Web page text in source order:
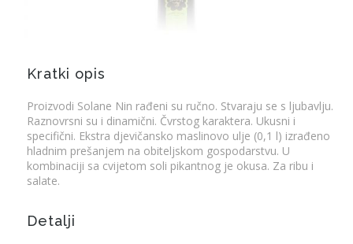
Kratki opis
Proizvodi Solane Nin rađeni su ručno. Stvaraju se s ljubavlju.
Raznovrsni su i dinamični. Čvrstog karaktera. Ukusni i
specifični. Ekstra djevičansko maslinovo ulje (0,1 l) izrađeno
hladnim prešanjem na obiteljskom gospodarstvu. U
kombinaciji sa cvijetom soli pikantnog je okusa. Za ribu i
salate.
Detalji